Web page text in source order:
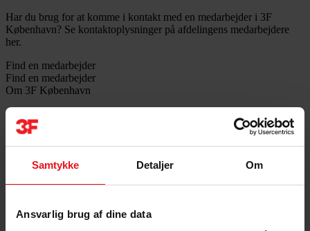
Samtykke Detaljer Om
Ansvarlig brug af dine data
Har du brug for at komme i kontakt med en medarbejder i 3F
København? Se kontaktoplysninger på afdelingens medarbejdere
her.
Find en medarbejder
Find en medarbejder
Om 3F København
I 3F København arbejder vi for at sikre vores medlemmers arbejds-
og lønvilkår. Læs mere om afdelingens arbejde og virke.
Læs mere om afdelingen
Læs mere om afdelingen
Bliv medlem af 3F København
i ryggen. Vi kender dit fag, din overenskomst og dit lokalområde.